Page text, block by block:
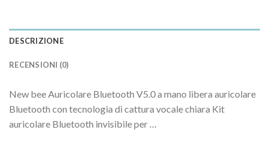
DESCRIZIONE
RECENSIONI (0)
New bee Auricolare Bluetooth V5.0 a mano libera auricolare
Bluetooth con tecnologia di cattura vocale chiara Kit
auricolare Bluetooth invisibile per …